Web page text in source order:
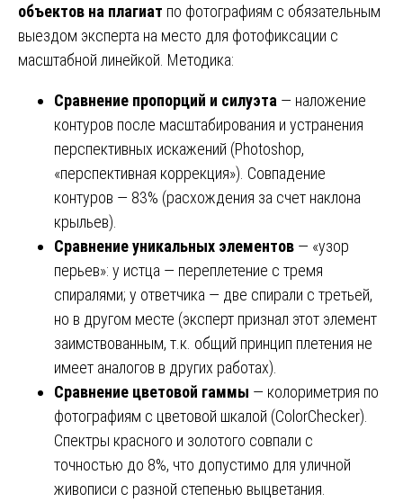
объектов на плагиат по фотографиям с обязательным
выездом эксперта на место для фотофиксации с
масштабной линейкой. Методика:
Сравнение пропорций и силуэта — наложение
контуров после масштабирования и устранения
перспективных искажений (Photoshop,
«перспективная коррекция»). Совпадение
контуров — 83% (расхождения за счет наклона
крыльев).
Сравнение уникальных элементов — «узор
перьев»: у истца — переплетение с тремя
спиралями; у ответчика — две спирали с третьей,
но в другом месте (эксперт признал этот элемент
заимствованным, т.к. общий принцип плетения не
имеет аналогов в других работах).
Сравнение цветовой гаммы — колориметрия по
фотографиям с цветовой шкалой (ColorChecker).
Спектры красного и золотого совпали с
точностью до 8%, что допустимо для уличной
живописи с разной степенью выцветания.